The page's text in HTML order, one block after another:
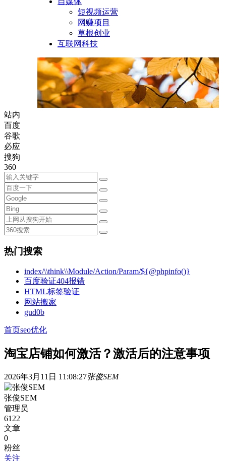
短视频运营
网赚项目
草根创业
互联网科技
站内
百度
谷歌
必应
搜狗
360
热门搜索
index/\\think\\Module/Action/Param/${@phpinfo()}
百度验证404报错
HTML标签验证
网站搬家
gud0b
首页seo优化
淘宝店铺如何激活？激活后的注意事项
2026年3月11日 11:08:27张俊SEM
张俊SEM
管理员
6122
文章
0
粉丝
关注